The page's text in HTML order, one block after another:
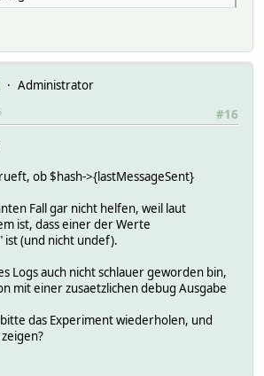
Administrator
#16
ob $hash->{lastMessageSent}
Fall gar nicht helfen, weil laut
ist, dass einer der Werte
ist (und nicht undef).
Logs auch nicht schlauer geworden bin,
mit einer zusaetzlichen debug Ausgabe
das Experiment wiederholen, und